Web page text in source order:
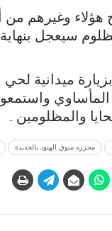
هؤلاء وغيرهم من
سيعجل
ميدانية لحي
واستمعوا
والمظلومين .
مجزره سوق الهنود بالحديدة